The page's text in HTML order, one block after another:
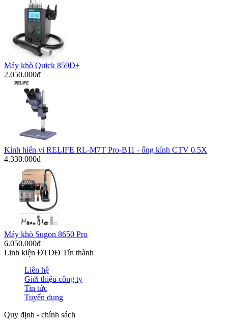
Máy khò Quick 859D+
2.050.000đ
Kính hiển vi RELIFE RL-M7T Pro-B11 - ống kính CTV 0.5X
4.330.000đ
Máy khò Sugon 8650 Pro
6.050.000đ
Linh kiện ĐTDĐ Tín thành
Liên hệ
Giới thiệu công ty
Tin tức
Tuyển dụng
Quy định - chính sách